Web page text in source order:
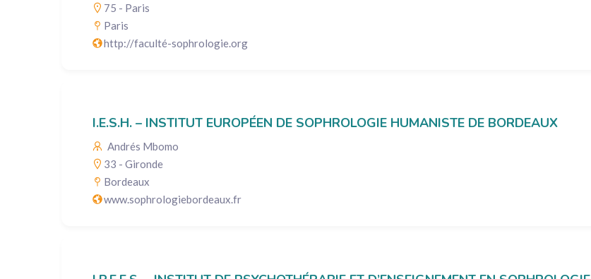
75 - Paris
Paris
http://faculté-sophrologie.org
I.E.S.H. – INSTITUT EUROPÉEN DE SOPHROLOGIE HUMANISTE DE BORDEAUX
Andrés Mbomo
33 - Gironde
Bordeaux
www.sophrologiebordeaux.fr